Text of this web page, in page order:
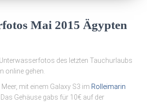
Mai 2015 Ägypten
des letzten Tauchurlaubs
online gehen.
mit einem Galaxy S3 im Rolleimarin
. Das Gehäuse gabs für 10€ auf der